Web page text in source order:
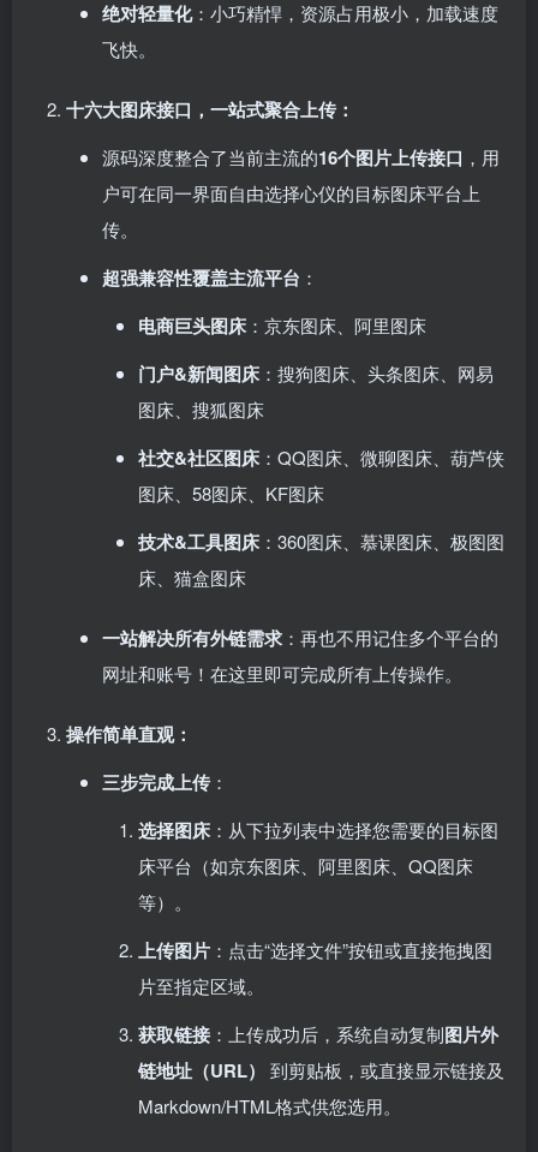
绝对轻量化：小巧精悍，资源占用极小，加载速度
飞快。
十六大图床接口，一站式聚合上传：​
源码深度整合了当前主流的16个图片上传接口 ，用
户可在同一界面自由选择心仪的目标图床平台上
传。
超强兼容性覆盖主流平台 ：
电商巨头图床 ：京东图床、阿里图床
门户&新闻图床 ：搜狗图床、头条图床、网易
图床、搜狐图床
社交&社区图床 ：QQ图床、微聊图床、葫芦侠
图床、58图床、KF图床
技术&工具图床 ：360图床、慕课图床、极图图
床、猫盒图床
一站解决所有外链需求 ：再也不用记住多个平台的
网址和账号！在这里即可完成所有上传操作。
操作简单直观：​
三步完成上传：
选择图床 ：从下拉列表中选择您需要的目标图
床平台（如京东图床、阿里图床、QQ图床
等）。
上传图片 ：点击“选择文件”按钮或直接拖拽图
片至指定区域。
获取链接 ：上传成功后，系统自动复制图片外
链地址（URL）​
到剪贴板，或直接显示链接及
Markdown/HTML格式供您选用。